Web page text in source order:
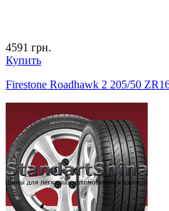
4591 грн.
Купить
Firestone Roadhawk 2 205/50